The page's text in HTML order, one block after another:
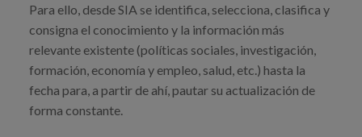
Para ello, desde SIA se identifica, selecciona, clasifica y
consigna el conocimiento y la información más
relevante existente (políticas sociales, investigación,
formación, economía y empleo, salud, etc.) hasta la
fecha para, a partir de ahí, pautar su actualización de
forma constante.